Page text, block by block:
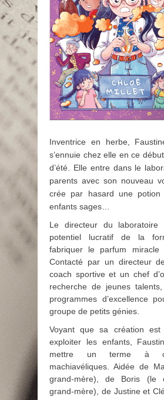
Inventrice en herbe,
s’ennuie chez elle en ce
d’été. Elle entre dans le
parents avec son nouveau
crée par hasard une
enfants sages…
Le directeur du laboratoire
potentiel lucratif de la
fabriquer le parfum miracle
Contacté par un directeur
coach sportive et un chef
recherche de jeunes
programmes d’excellence
groupe de petits génies.
Voyant que sa création est
exploiter les enfants,
mettre un terme à
machiavéliques. Aidée de
grand-mère), de Boris (le
grand-mère), de Justine et